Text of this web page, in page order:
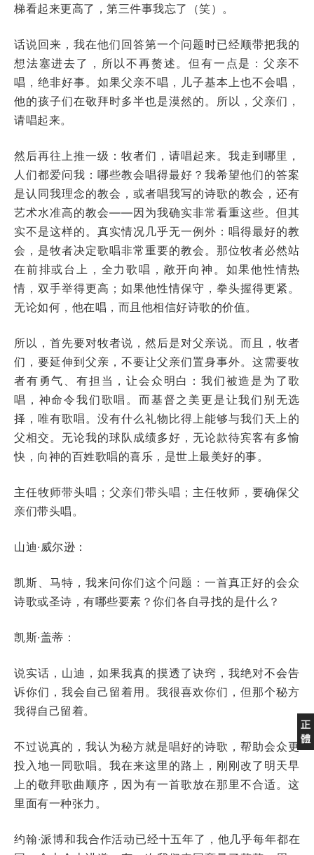
梯看起来更高了，第三件事我忘了（笑）。
话说回来，我在他们回答第一个问题时已经顺带把我的
想法塞进去了，所以不再赘述。但有一点是：父亲不
唱，绝非好事。如果父亲不唱，儿子基本上也不会唱，
他的孩子们在敬拜时多半也是漠然的。所以，父亲们，
请唱起来。
然后再往上推一级：牧者们，请唱起来。我走到哪里，
人们都爱问我：哪些教会唱得最好？我希望他们的答案
是认同我理念的教会，或者唱我写的诗歌的教会，还有
艺术水准高的教会——因为我确实非常看重这些。但其
实不是这样的。真实情况几乎无一例外：唱得最好的教
会，是牧者决定歌唱非常重要的教会。那位牧者必然站
在前排或台上，全力歌唱，敞开向神。如果他性情热
情，双手举得更高；如果他性情保守，拳头握得更紧。
无论如何，他在唱，而且他相信好诗歌的价值。
所以，首先要对牧者说，然后是对父亲说。而且，牧者
们，要延伸到父亲，不要让父亲们置身事外。这需要牧
者有勇气、有担当，让会众明白：我们被造是为了歌
唱，神命令我们歌唱。而基督之美更是让我们别无选
择，唯有歌唱。没有什么礼物比得上能够与我们天上的
父相交。无论我的球队成绩多好，无论款待宾客有多愉
快，向神的百姓歌唱的喜乐，是世上最美好的事。
主任牧师带头唱；父亲们带头唱；主任牧师，要确保父
亲们带头唱。
山迪·威尔逊：
凯斯、马特，我来问你们这个问题：一首真正好的会众
诗歌或圣诗，有哪些要素？你们各自寻找的是什么？
凯斯·盖蒂：
说实话，山迪，如果我真的摸透了诀窍，我绝对不会告
诉你们，我会自己留着用。我很喜欢你们，但那个秘方
我得自己留着。
不过说真的，我认为秘方就是唱好的诗歌，帮助会众更
投入地一同歌唱。我在来这里的路上，刚刚改了明天早
上的敬拜歌曲顺序，因为有一首歌放在那里不合适。这
里面有一种张力。
约翰·派博和我合作活动已经十五年了，他几乎每年都在
正
體